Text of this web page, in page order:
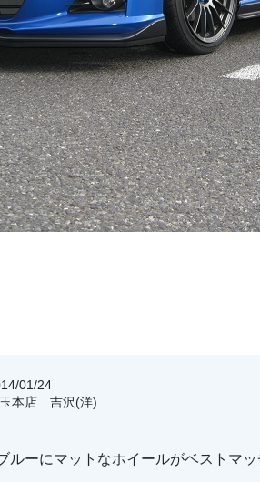
01/24
本店 吉沢(洋)
ルーにマットなホイールがベストマッ